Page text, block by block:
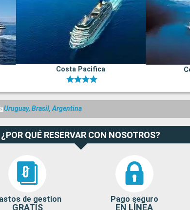
Costa Pacifica
Uruguay, Brasil, Argentina
¿POR QUÉ RESERVAR CON NOSOTROS?
de gestion
GRATIS
Pago seguro
EN LÍNEA